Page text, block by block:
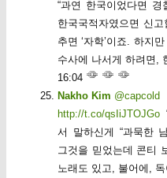
“과연 한국이었다면 경
한국국적자였으면 신
추면 ‘자학’이죠. 하지
수사에 나서게 하려면,
16:04
Nakho Kim @capcold
http://t.co/qsIiJTOJGo
서 말하신게 “과묵한
그것을 믿었는데 콘티
노래도 있고, 불어에,